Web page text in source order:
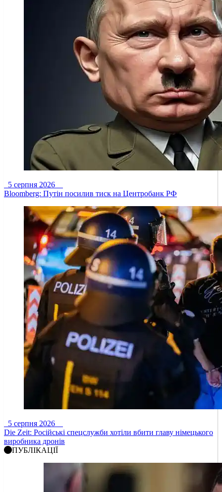
5 серпня 2026
Bloomberg: Путін посилив тиск на Центробанк РФ
5 серпня 2026
Die Zeit: Російські спецслужби хотіли вбити главу німецького
виробника дронів
ПУБЛІКАЦІЇ